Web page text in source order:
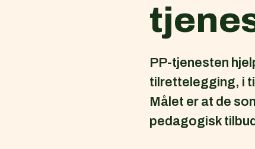
PP-tjenesten
tilrettelegging, i
Målet er at de
pedagogisk